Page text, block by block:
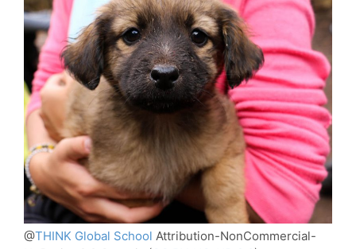
@THINK Global School Attribution-NonCommercial-